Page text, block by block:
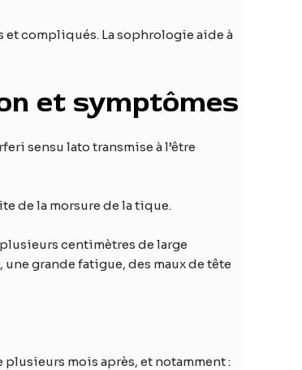
compliqués. La sophrologie aide à
et symptômes
sensu lato transmise à l’être
de la morsure de la tique.
centimètres de large
grande fatigue, des maux de tête
plusieurs mois après, et notamment :